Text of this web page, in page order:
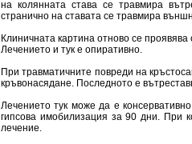
на колянната става се травмира
странично на ставата се травмира
Клиничната картина отново се
Лечението и тук е опиративно.
При травматичните повреди на
кръвонасядане. Последното е
Лечението тук може да е
гипсова имобилизация за 90 дни. При
лечение.